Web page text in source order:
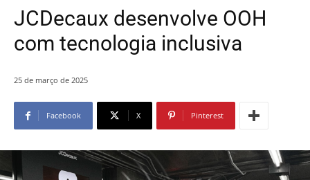
JCDecaux desenvolve OOH
com tecnologia inclusiva
25 de março de 2025
Facebook X Pinterest